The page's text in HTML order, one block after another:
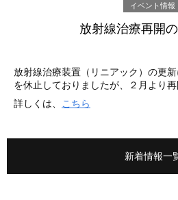
イベント情報
放射線治療再開
放射線治療装置（リニアック）の更
を休止しておりましたが、２月より再
詳しくは、 こちら
新着情報一